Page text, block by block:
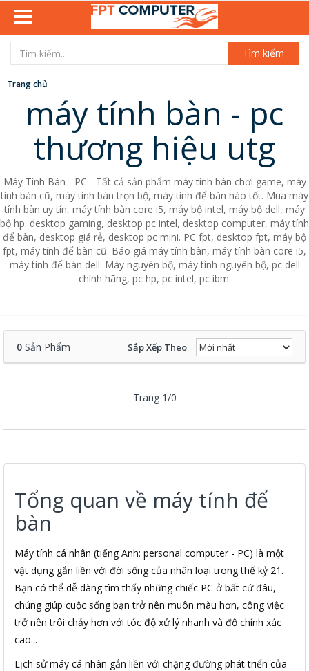
Tìm kiếm
Trang chủ
máy tính bàn - pc
thương hiệu utg
Máy Tính Bàn - PC - Tất cả sản phẩm máy tính bàn chơi game, máy
tính bàn cũ, máy tính bàn trọn bộ, máy tính để bàn nào tốt. Mua máy
tính bàn uy tín, máy tính bàn core i5, máy bộ intel, máy bộ dell, máy
bộ hp. desktop gaming, desktop pc intel, desktop computer, máy tính
để bàn, desktop giá rẻ, desktop pc mini. PC fpt, desktop fpt, máy bộ
fpt, máy tính để bàn cũ. Báo giá máy tính bàn, máy tính bàn core i5,
máy tính để bàn dell. Máy nguyên bộ, máy tính nguyên bộ, pc dell
chính hãng, pc hp, pc intel, pc ibm.
0 Sản Phẩm Sắp Xếp Theo
Trang 1/0
Tổng quan về máy tính để
bàn
Máy tính cá nhân (tiếng Anh: personal computer - PC) là một
vật dụng gắn liền với đời sống của nhân loại trong thế kỷ 21.
Bạn có thể dễ dàng tìm thấy những chiếc PC ở bất cứ đâu,
chúng giúp cuộc sống bạn trở nên muôn màu hơn, công việc
trở nên trôi chảy hơn với tóc độ xử lý nhanh và độ chính xác
cao...
Lịch sử máy cá nhân gắn liền với chặng đường phát triển của